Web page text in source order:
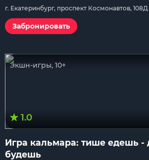
г. Екатеринбург, проспект Космонавтов, 108Д
Забронировать
Экшн-игры, 10+
1.0
Игра кальмара: тише едешь -
будешь